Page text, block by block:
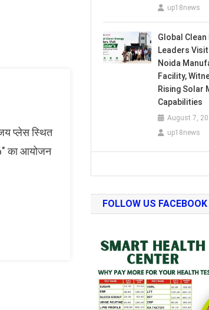
प्लेस स्थित
का आयोजन
up18news
Global Clean
Leaders Visit
Noida
Facility,
Rising Solar
Capabilities
August 7,
up18news
FOLLOW US FACEBOOK